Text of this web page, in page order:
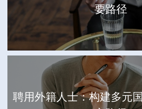
要路径
聘用外籍人士：构建多元